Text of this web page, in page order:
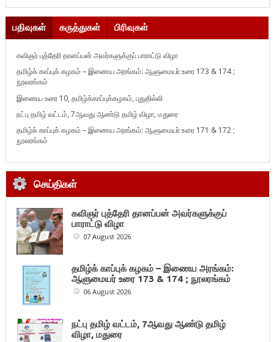
பதிவுகள் கருத்துகள் பிரிவுகள்
கவிஞர் புத்தேரி தானப்பன் அவர்களுக்குப் பாராட்டு விழா
தமிழ்க் காப்புக் கழகம் – இணைய அரங்கம்: ஆளுமையர் உரை 173 & 174 ;
நூலரங்கம்
இணைய உரை 10, தமிழ்க்காப்புக்கழகம், புதுதில்லி
நட்பு தமிழ் வட்டம், 7ஆவது ஆண்டு தமிழ் விழா, மதுரை
தமிழ்க் காப்புக் கழகம் – இணைய அரங்கம்: ஆளுமையர் உரை 171 & 172 ;
நூலரங்கம்
செய்திகள்
கவிஞர் புத்தேரி தானப்பன் அவர்களுக்குப்
பாராட்டு விழா
07 August 2026
தமிழ்க் காப்புக் கழகம் – இணைய அரங்கம்:
ஆளுமையர் உரை 173 & 174 ; நூலரங்கம்
06 August 2026
நட்பு தமிழ் வட்டம், 7ஆவது ஆண்டு தமிழ்
விழா, மதுரை